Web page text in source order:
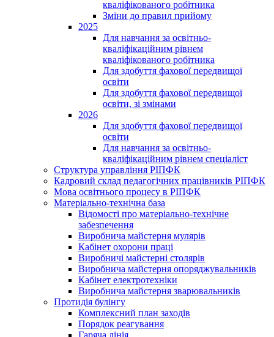
кваліфікованого робітника
Зміни до правил прийому
2025
Для навчання за освітньо-
кваліфікаційним рівнем
кваліфікованого робітника
Для здобуття фахової передвищої
освіти
Для здобуття фахової передвищої
освіти, зі змінами
2026
Для здобуття фахової передвищої
освіти
Для навчання за освітньо-
кваліфікаційним рівнем спеціаліст
Структура управління РІПФК
Кадровий склад педагогічних працівників РІПФК
Мова освітнього процесу в РІПФК
Матеріально-технічна база
Відомості про матеріально-технічне
забезпечення
Виробнича майстерня мулярів
Кабінет охорони праці
Виробничі майстерні столярів
Виробнича майстерня опоряджувальників
Кабінет електротехніки
Виробнича майстерня зварювальників
Протидія булінгу
Комплексний план заходів
Порядок реагування